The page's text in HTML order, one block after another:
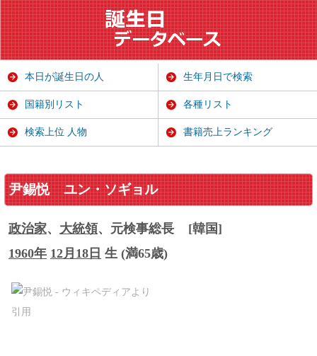
尹錫悦 ユン・ソギョル
政治家、 大統領、元検事総長
[韓国]
1960年 12月18日 生 (満65歳)
本日が誕生日の人 生年月日で検索
国籍別リスト 各種リスト
検索上位 人物 書籍売上ランキング